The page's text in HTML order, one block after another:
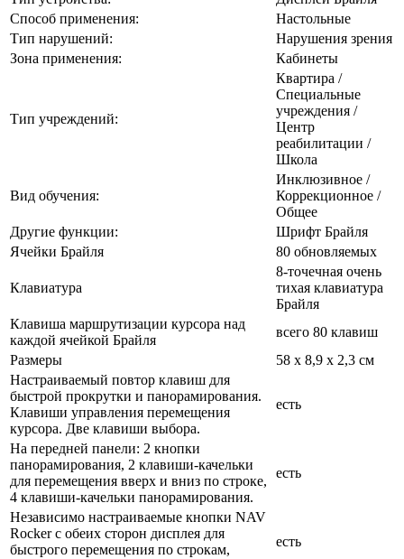
Способ применения:
Настольные
Тип нарушений:
Нарушения зрения
Зона применения:
Кабинеты
Тип учреждений:
Квартира /
Специальные
учреждения /
Центр
реабилитации /
Школа
Вид обучения:
Инклюзивное /
Коррекционное /
Общее
Другие функции:
Шрифт Брайля
Ячейки Брайля
80 обновляемых
Клавиатура
8-точечная очень
тихая клавиатура
Брайля
Клавиша маршрутизации курсора над
каждой ячейкой Брайля
всего 80 клавиш
Размеры
58 x 8,9 x 2,3 см
Настраиваемый повтор клавиш для
быстрой прокрутки и панорамирования.
Клавиши управления перемещения
курсора. Две клавиши выбора.
есть
На передней панели: 2 кнопки
панорамирования, 2 клавиши-качельки
для перемещения вверх и вниз по строке,
4 клавиши-качельки панорамирования.
есть
Независимо настраиваемые кнопки NAV
Rocker с обеих сторон дисплея для
быстрого перемещения по строкам,
есть